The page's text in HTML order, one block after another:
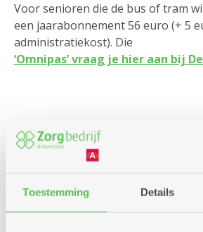
Toestemming Details
Voor senioren die de bus of tram
een jaarabonnement 56 euro (+ 5
administratiekost). Die
‘Omnipas’ vraag je hier aan bij